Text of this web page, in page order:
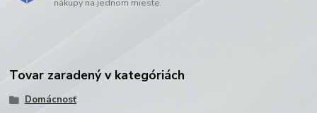
nákupy na jednom mieste.
Tovar zaradený v kategóriách
Domácnosť